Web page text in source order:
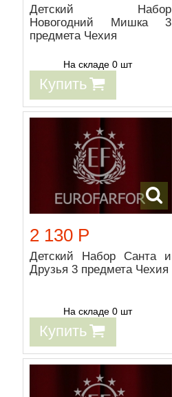
Детский Набор
Новогодний Мишка 3
предмета Чехия
На складе 0 шт
Купить
2 130 Р
Детский Набор Санта и
Друзья 3 предмета Чехия
На складе 0 шт
Купить